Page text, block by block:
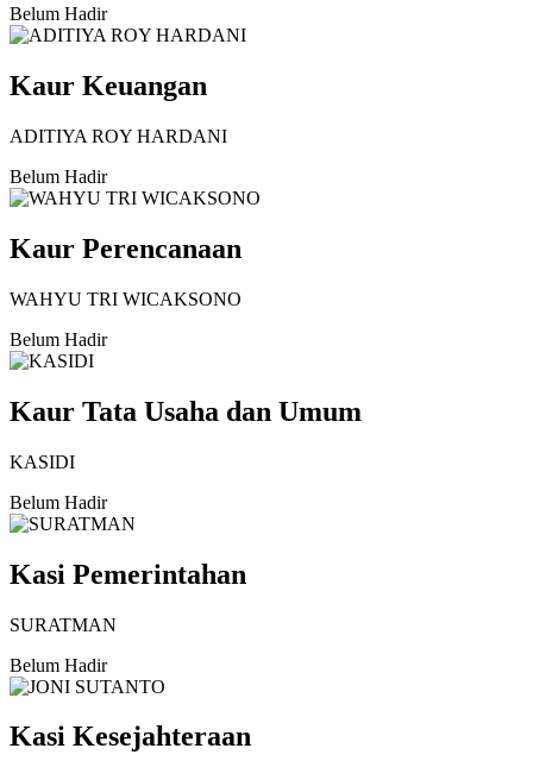
Belum Hadir
Kaur Keuangan
ADITIYA ROY HARDANI
Belum Hadir
Kaur Perencanaan
WAHYU TRI WICAKSONO
Belum Hadir
Kaur Tata Usaha dan Umum
KASIDI
Belum Hadir
Kasi Pemerintahan
SURATMAN
Belum Hadir
Kasi Kesejahteraan